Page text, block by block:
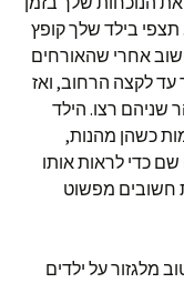
בילד שלך קופץ
אחרי שהאורחים
לקצה הרחוב, ואז
רצו. הילד
כשהן מהנות,
כדי לראות אותו
חשובים מפשוט
מלגזור על ילדים